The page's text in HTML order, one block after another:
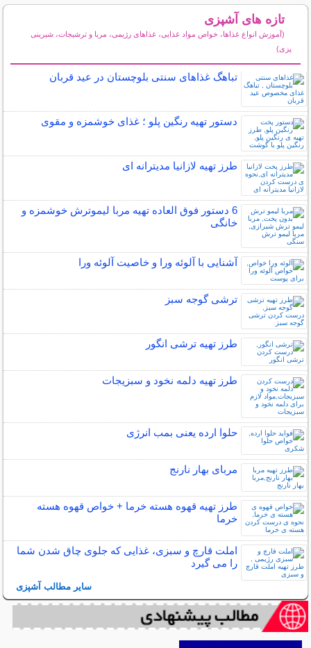
تازه های آشپزی
(آموزش انواع غذاها، خواص مواد غذایی، غذاهای رژیمی، مربا و ترشیجات، شیرینی
پزی)
تباهگ غذاهای سنتی بلوچستان در عید قربان
دستور تهیه رنگین پلو ؛ غذای خوشمزه و مقوی
طرز تهیه لازانیا مدیترانه ای
6 دستور فوق العاده تهیه مربا لیموترش خوشمزه و
خانگی
آشنایی با آلوئه ورا و خاصیت آلوئه ورا
ترشی گوجه سبز
طرز تهیه ترشی انگور
طرز تهیه دلمه نخود و سبزیجات
حلوا ارده یعنی بمب انرژی
مربای بهار نارنج
طرز تهیه قهوه هسته خرما + خواص قهوه هسته
خرما
املت قارچ و سبزی، غذایی که جلوی چاق شدن شما
را می گیرد
سایر مطالب آشپزی